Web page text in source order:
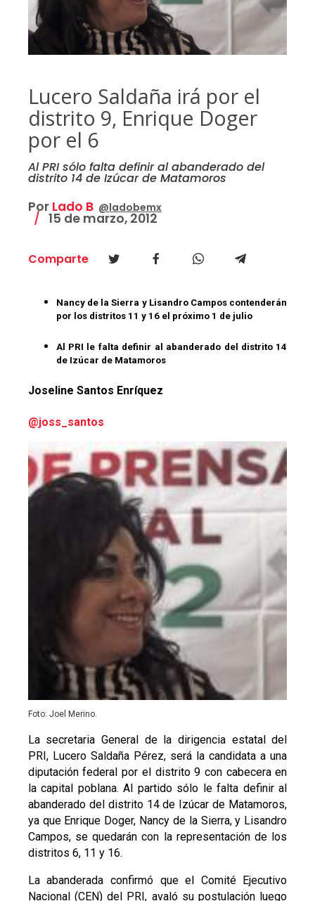
Lucero Saldaña irá por el
distrito 9, Enrique Doger
por el 6
Al PRI sólo falta definir al abanderado del
distrito 14 de Izúcar de Matamoros
Por Lado B @ladobemx
15 de marzo, 2012
Comparte
Nancy de la Sierra y Lisandro Campos contenderán
por los distritos 11 y 16 el próximo 1 de julio
Al PRI le falta definir al abanderado del distrito 14
de Izúcar de Matamoros
Joseline Santos Enríquez
@joss_santos
Foto: Joel Merino.
La secretaria General de la dirigencia estatal del
PRI, Lucero Saldaña Pérez, será la candidata a una
diputación federal por el distrito 9 con cabecera en
la capital poblana. Al partido sólo le falta definir al
abanderado del distrito 14 de Izúcar de Matamoros,
ya que Enrique Doger, Nancy de la Sierra, y Lisandro
Campos, se quedarán con la representación de los
distritos 6, 11 y 16.
La abanderada confirmó que el Comité Ejecutivo
Nacional (CEN) del PRI, avaló su postulación luego